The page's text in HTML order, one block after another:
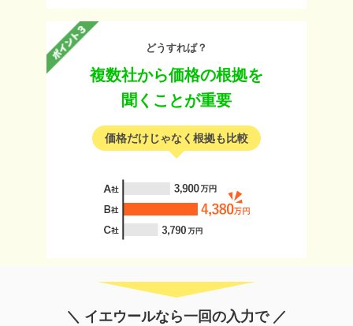
どうすれば？
複数社から価格の根拠を
聞くことが重要
価格だけじゃなく根拠も比較
＼ イエウールなら一回の入力で ／